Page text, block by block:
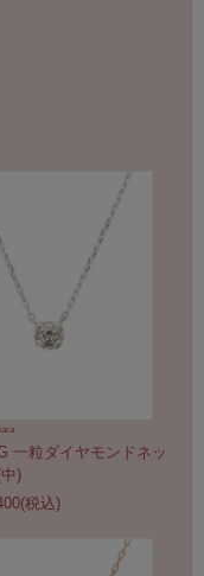
一粒ダイヤモンドネッ
)
税込)